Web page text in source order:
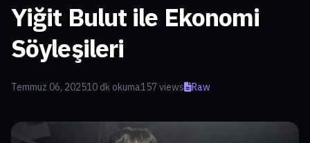
Yiğit Bulut ile Ekonomi
Söyleşileri
Temmuz 06, 202510 dk okuma157 views Raw